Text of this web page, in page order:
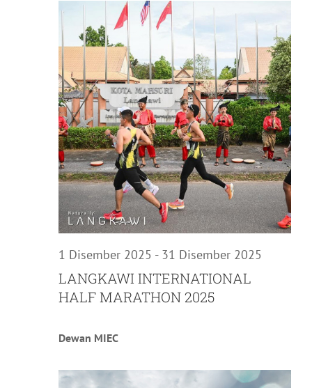
10
Disember
2025
LANGKAWI INTERNATIONAL
HALF MARATHON 2025
1 Disember 2025 - 31 Disember 2025
Dewan MIEC